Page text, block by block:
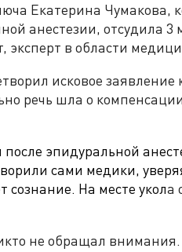
Екатерина Чумакова,
анестезии, отсудила
эксперт в области
исковое
речь шла о
эпидуральной
сами медики,
сознание. На месте укола
не обращал